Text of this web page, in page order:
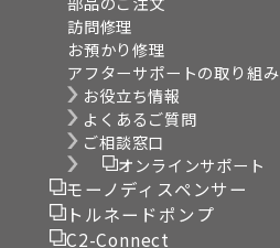
訪問修理
お預かり修理
アフターサポートの取り組み
お役立ち情報
よくあるご質問
ご相談窓口
オンラインサポート
モーノディスペンサー
トルネードポンプ
C2-Connect